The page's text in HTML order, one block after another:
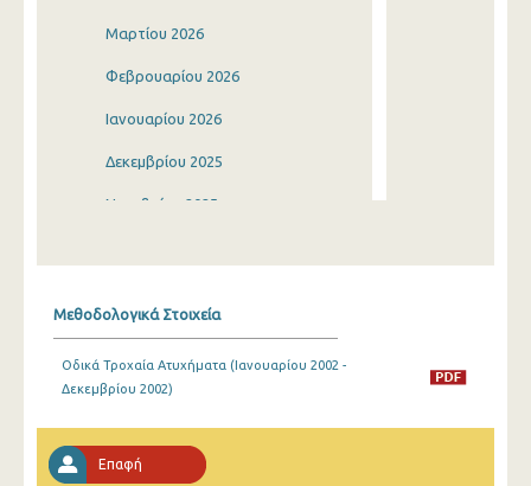
Μαρτίου 2026
Φεβρουαρίου 2026
Ιανουαρίου 2026
Δεκεμβρίου 2025
Νοεμβρίου 2025
Ιουλίου 2025
Μαΐου 2025
Μεθοδολογικά Στοιχεία
Οδικά Τροχαία Ατυχήματα (Ιανουαρίου 2002 -
Δεκεμβρίου 2002)
Επαφή